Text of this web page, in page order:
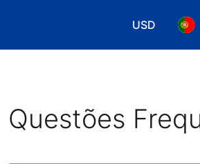
USD
Escolha a
Questões